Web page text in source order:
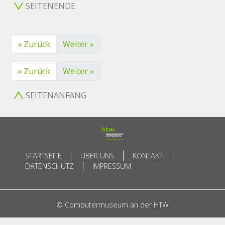
SEITENENDE
« Zurück Weiter »
« Zurück Weiter »
SEITENANFANG
STARTSEITE ÜBER UNS
KONTAKT
DATENSCHUTZ
IMPRESSUM
© Computermuseum an der HTW